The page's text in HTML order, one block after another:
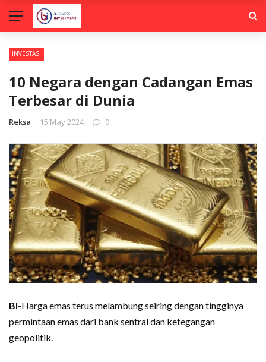
INVESTASI
10 Negara dengan Cadangan Emas
Terbesar di Dunia
Reksa 15 May 2024 0
BI-Harga emas terus melambung seiring dengan tingginya
permintaan emas dari bank sentral dan ketegangan
geopolitik.